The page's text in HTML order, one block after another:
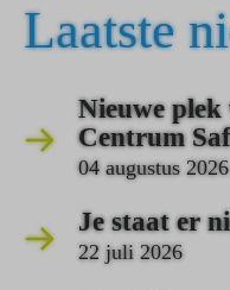
Laatste
Nieuwe
Centrum
04 augustus 2026
Je staat er
22 juli 2026